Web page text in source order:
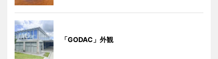
「GODAC」外観